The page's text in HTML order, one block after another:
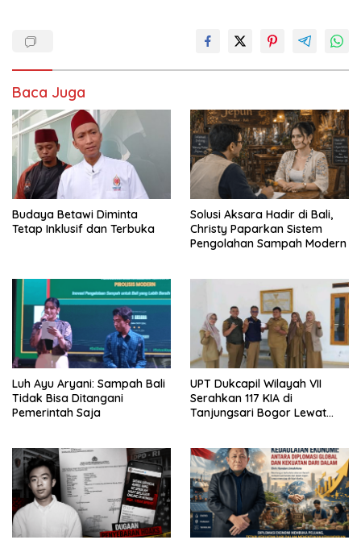
Baca Juga
Budaya Betawi Diminta
Tetap Inklusif dan Terbuka
Solusi Aksara Hadir di Bali,
Christy Paparkan Sistem
Pengolahan Sampah Modern
Luh Ayu Aryani: Sampah Bali
Tidak Bisa Ditangani
Pemerintah Saja
UPT Dukcapil Wilayah VII
Serahkan 117 KIA di
Tanjungsari Bogor Lewat